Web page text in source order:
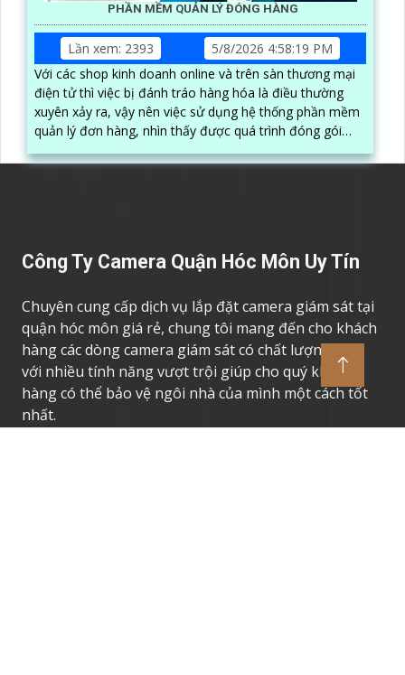
PHẦN MỀM QUẢN LÝ ĐÓNG HÀNG
Lần xem: 2393
5/8/2026 4:58:19 PM
Với các shop kinh doanh online và trên sàn thương mại
điện tử thì việc bị đánh tráo hàng hóa là điều thường
xuyên xảy ra, vậy nên việc sử dụng hệ thống phần mềm
quản lý đơn hàng, nhìn thấy được quá trình đóng gói
được ghi lại một cách dễ dàng
Công Ty Camera Quận Hóc Môn Uy Tín
Chuyên cung cấp dịch vụ lắp đặt camera giám sát tại
quận hóc môn giá rẻ, chung tôi mang đến cho khách
hàng các dòng camera giám sát có chất lượng cao,
với nhiều tính năng vượt trội giúp cho quý khách
hàng có thể bảo vệ ngôi nhà của mình một cách tốt
nhất.